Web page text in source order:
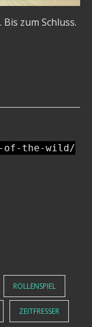
zum Schluss.
of-the-wild/
ROLLENSPIEL
ZEITFRESSER